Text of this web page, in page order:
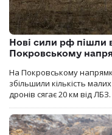
Нові сили рф пішли
Покровському
На Покровському напрямку
збільшили кількість
дронів сягає 20 км від ЛБЗ.